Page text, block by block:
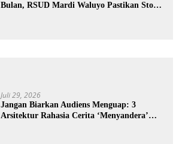
Bulan, RSUD Mardi Waluyo Pastikan Stok
Juli 29, 2026
Jangan Biarkan Audiens Menguap: 3
Arsitektur Rahasia Cerita ‘Menyandera’